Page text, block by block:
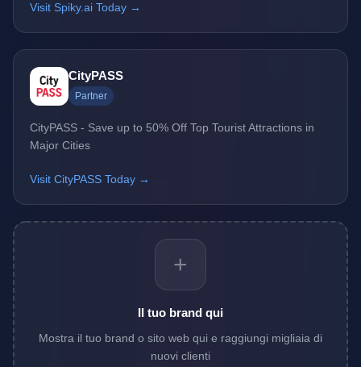
Visit Spiky.ai Today →
CityPASS
Partner
CityPASS - Save up to 50% Off Top Tourist Attractions in
Major Cities
Visit CityPASS Today →
+
Il tuo brand qui
Mostra il tuo brand o sito web qui e raggiungi migliaia di
nuovi clienti